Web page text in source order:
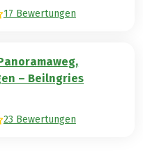
17 Bewertungen
– Beilngries
23 Bewertungen